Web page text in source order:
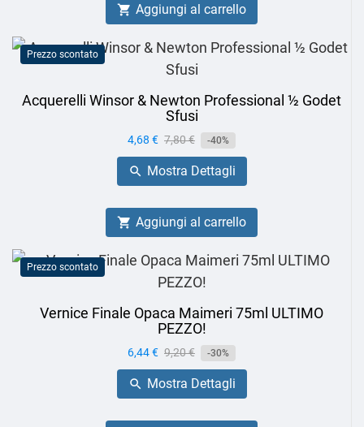
 Aggiungi al carrello
Prezzo scontato
Acquerelli Winsor & Newton Professional ½ Godet
Sfusi
Prezzo
4,68 € Prezzo
base
7,80 € -40%
 Mostra Dettagli
 Aggiungi al carrello
Prezzo scontato
Vernice Finale Opaca Maimeri 75ml ULTIMO
PEZZO!
Prezzo
6,44 € Prezzo
base
9,20 € -30%
 Mostra Dettagli